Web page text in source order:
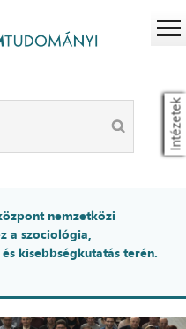
Intézetek
nemzetközi
a szociológia,
kisebbségkutatás terén.